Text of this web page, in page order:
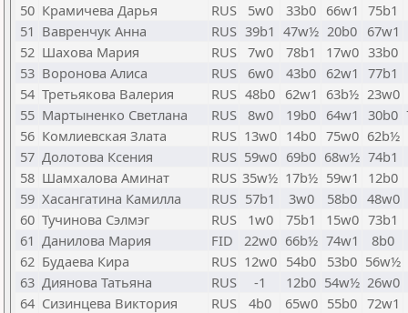
50 Крамичева Дарья RUS 5w0 33b0 66w1 75b1
51 Вавренчук Анна RUS 39b1 47w½ 20b0 67w1
52 Шахова Мария RUS 7w0 78b1 17w0 33b0
53 Воронова Алиса RUS 6w0 43b0 62w1 77b1
54 Третьякова Валерия RUS 48b0 62w1 63b½ 23w0
55 Мартыненко Светлана RUS 8w0 19b0 64w1 30b0
56 Комлиевская Злата RUS 13w0 14b0 75w0 62b½
57 Долотова Ксения RUS 59w0 69b0 68w½ 74b1
58 Шамхалова Аминат RUS 35w½ 17b½ 59w1 12b0
59 Хасангатина Камилла RUS 57b1 3w0 58b0 48w0
60 Тучинова Сэлмэг RUS 1w0 75b1 15w0 73b1
61 Данилова Мария FID 22w0 66b½ 74w1 8b0
62 Будаева Кира RUS 12w0 54b0 53b0 56w½
63 Диянова Татьяна RUS -1 12b0 54w½ 26w0
64 Сизинцева Виктория RUS 4b0 65w0 55b0 72w1